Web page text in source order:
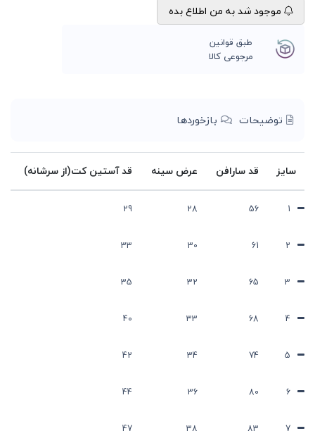
موجود شد به من اطلاع بده
طبق قوانین
مرجوعی کالا
توضیحات بازخوردها
سایز قد سارافن عرض سینه قد آستین کت(از سرشانه)
1
56
28
29
2
61
30
33
3
65
32
35
4
68
33
40
5
74
34
42
6
80
36
44